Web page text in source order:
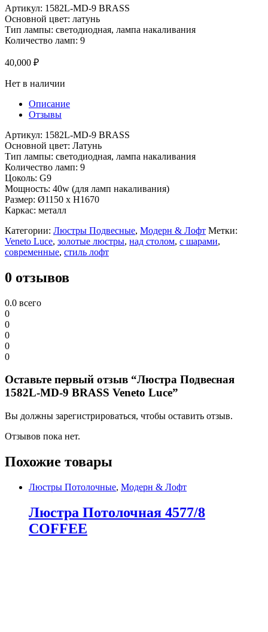
Артикул: 1582L-MD-9 BRASS
Основной цвет: латунь
Тип лампы: светодиодная, лампа накаливания
Количество ламп: 9
40,000 ₽
Нет в наличии
Описание
Отзывы
Артикул: 1582L-MD-9 BRASS
Основной цвет: Латунь
Тип лампы: светодиодная, лампа накаливания
Количество ламп: 9
Цоколь: G9
Мощность: 40w (для ламп накаливания)
Размер: Ø1150 x H1670
Каркас: металл
Категории: Люстры Подвесные, Модерн & Лофт Метки:
Veneto Luce, золотые люстры, над столом, с шарами,
современные, стиль лофт
0 отзывов
0.0 всего
0
0
0
0
0
Оставьте первый отзыв “Люстра Подвесная
1582L-MD-9 BRASS Veneto Luce”
Вы должны зарегистрироваться, чтобы оставить отзыв.
Отзывов пока нет.
Похожие товары
Люстры Потолочные, Модерн & Лофт
Люстра Потолочная 4577/8
COFFEE